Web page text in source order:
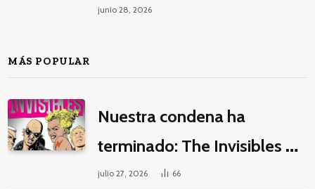
junio 28, 2026
MÁS POPULAR
Nuestra condena ha
terminado: The Invisibles y
la guerra por la imaginación
julio 27, 2026 66